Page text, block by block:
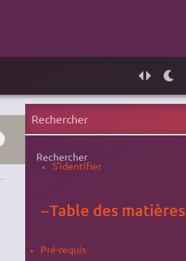
Rechercher
S'identifier
−Table des matières
Pré-requis